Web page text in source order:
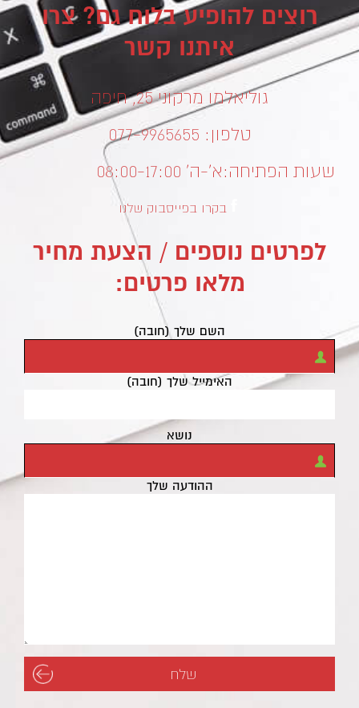
רוצים להופיע בלוח גם? צרו
איתנו קשר
גוליאלמו מרקוני 25, חיפה
טלפון: 077-9965655
שעות הפתיחה:א’-ה’ 08:00-17:00
בקרו בפייסבוק שלנו
לפרטים נוספים / הצעת מחיר
מלאו פרטים:
השם שלך (חובה)
האימייל שלך (חובה)
נושא
ההודעה שלך